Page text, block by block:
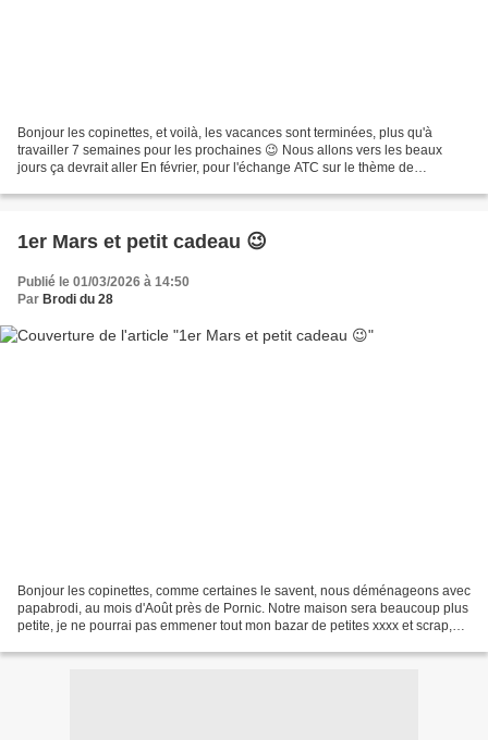
Bonjour les copinettes, et voilà, les vacances sont terminées, plus qu'à
travailler 7 semaines pour les prochaines 😉 Nous allons vers les beaux
jours ça devrait aller En février, pour l'échange ATC sur le thème de
1er Mars et petit cadeau 😉
Publié le 01/03/2026 à 14:50
Par Brodi du 28
Bonjour les copinettes, comme certaines le savent, nous déménageons avec
papabrodi, au mois d'Août près de Pornic. Notre maison sera beaucoup plus
petite, je ne pourrai pas emmener tout mon bazar de petites xxxx et scrap,